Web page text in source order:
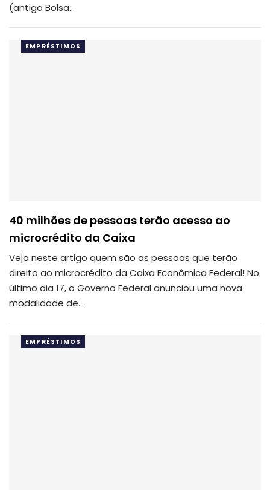
(antigo Bolsa…
EMPRÉSTIMOS
40 milhões de pessoas terão acesso ao
microcrédito da Caixa
Veja neste artigo quem são as pessoas que terão
direito ao microcrédito da Caixa Econômica Federal!No
último dia 17, o Governo Federal anunciou uma nova
modalidade de…
EMPRÉSTIMOS